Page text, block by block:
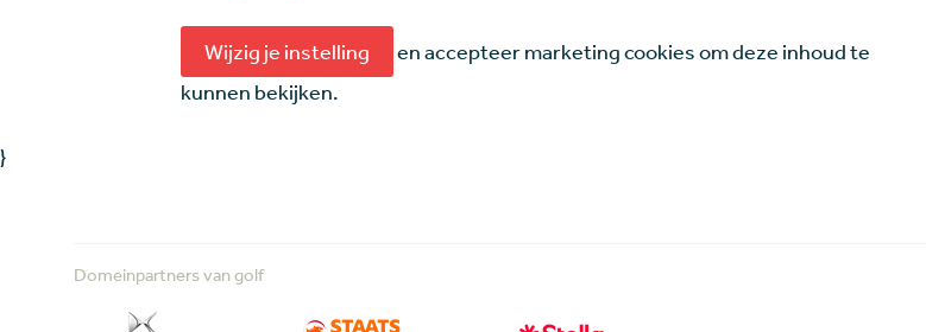
Wijzig je instelling
en accepteer marketing cookies om deze inhoud te
kunnen bekijken.
}
Domeinpartners van golf